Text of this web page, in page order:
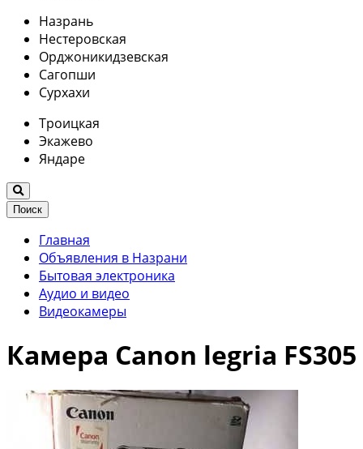
Назрань
Нестеровская
Орджоникидзевская
Сагопши
Сурхахи
Троицкая
Экажево
Яндаре
Поиск
Главная
Объявления в Назрани
Бытовая электроника
Аудио и видео
Видеокамеры
Камера Canon legria FS305